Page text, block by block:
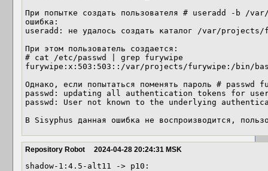
При попытке создать пользователя # useradd -b /
ошибка:
useradd: не удалось создать каталог /var/projects/
При этом пользователь создается:
# cat /etc/passwd | grep furywipe
furywipe:x:503:503::/var/projects/furywipe:/bin/
Однако, если попытаться поменять пароль # passwd
passwd: updating all authentication tokens for
passwd: User not known to the underlying
В Sisyphus данная ошибка не воспроизводится,
Repository Robot 2024-04-28 20:24:31 MSK
shadow-1:4.5-alt11 -> p10: